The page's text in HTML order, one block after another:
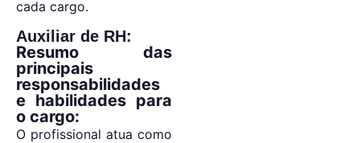
cada cargo.
Auxiliar de RH:
Resumo das
principais
responsabilidades
e habilidades para
o cargo:
O profissional atua como